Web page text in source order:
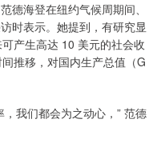
海登在纽约气候周期间、
时表示。她提到，有研究显
产生高达 10 美元的社会收
推移，对国内生产总值（G
我们都会为之动心，” 范德